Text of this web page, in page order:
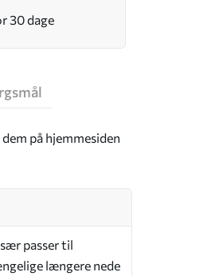
30 dage
på hjemmesiden
passer til
længere nede